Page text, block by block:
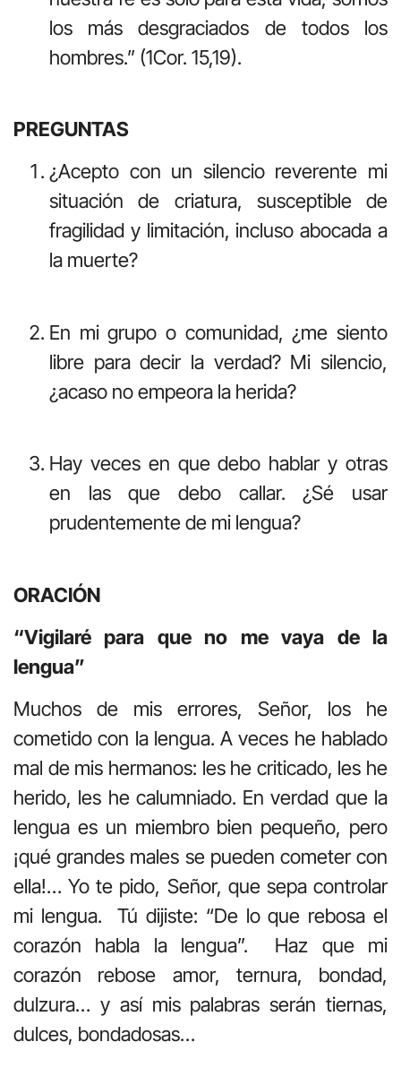
los más desgraciados de todos los
hombres.” (1Cor. 15,19).
PREGUNTAS
¿Acepto con un silencio reverente mi
situación de criatura, susceptible de
fragilidad y limitación, incluso abocada a
la muerte?
En mi grupo o comunidad, ¿me siento
libre para decir la verdad? Mi silencio,
¿acaso no empeora la herida?
Hay veces en que debo hablar y otras
en las que debo callar. ¿Sé usar
prudentemente de mi lengua?
ORACIÓN
“Vigilaré para que no me vaya de la
lengua”
Muchos de mis errores, Señor, los he
cometido con la lengua. A veces he hablado
mal de mis hermanos: les he criticado, les he
herido, les he calumniado. En verdad que la
lengua es un miembro bien pequeño, pero
¡qué grandes males se pueden cometer con
ella!… Yo te pido, Señor, que sepa controlar
mi lengua. Tú dijiste: “De lo que rebosa el
corazón habla la lengua”. Haz que mi
corazón rebose amor, ternura, bondad,
dulzura… y así mis palabras serán tiernas,
dulces, bondadosas…